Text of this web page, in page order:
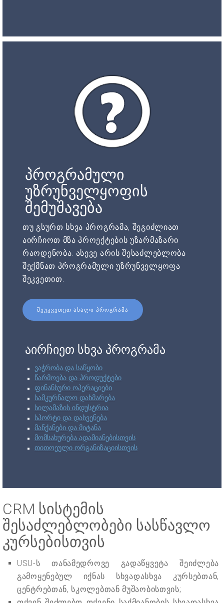
პროგრამული
უზრუნველყოფის
შემუშავება
თუ გსურთ სხვა პროგრამა, შეგიძლიათ
აირჩიოთ მზა პროექტების უზარმაზარი
რაოდენობა. ასევე არის შესაძლებლობა
შექმნათ პროგრამული უზრუნველყოფა
შეკვეთით.
ᲨᲔᲣᲙᲕᲔᲗᲔᲗ ᲐᲮᲐᲚᲘ ᲞᲠᲝᲒᲠᲐᲛᲐ
აირჩიეთ სხვა პროგრამა
ვაჭრობა და საწყობი
წარმოება და პროდუქტები
ფინანსური ოპერაციები
სამკურნალო დახმარება
სილამაზის ინდუსტრია
სპორტი და დასვენება
მანქანები და მიტანა
მომსახურება ადამიანებისთვის
თითოეული ორგანიზაციისთვის
CRM სისტემის
შესაძლებლობები სასწავლო
კურსებისთვის
USU-ს თანამედროვე გადაწყვეტა შეიძლება
გამოყენებულ იქნას სხვადასხვა კურსებთან,
ცენტრებთან, სკოლებთან მუშაობისთვის;